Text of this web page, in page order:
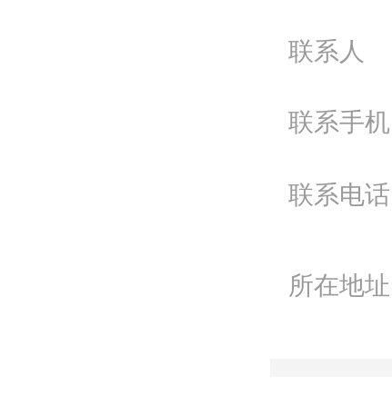
联系人
联系手机
联系电话
所在地址